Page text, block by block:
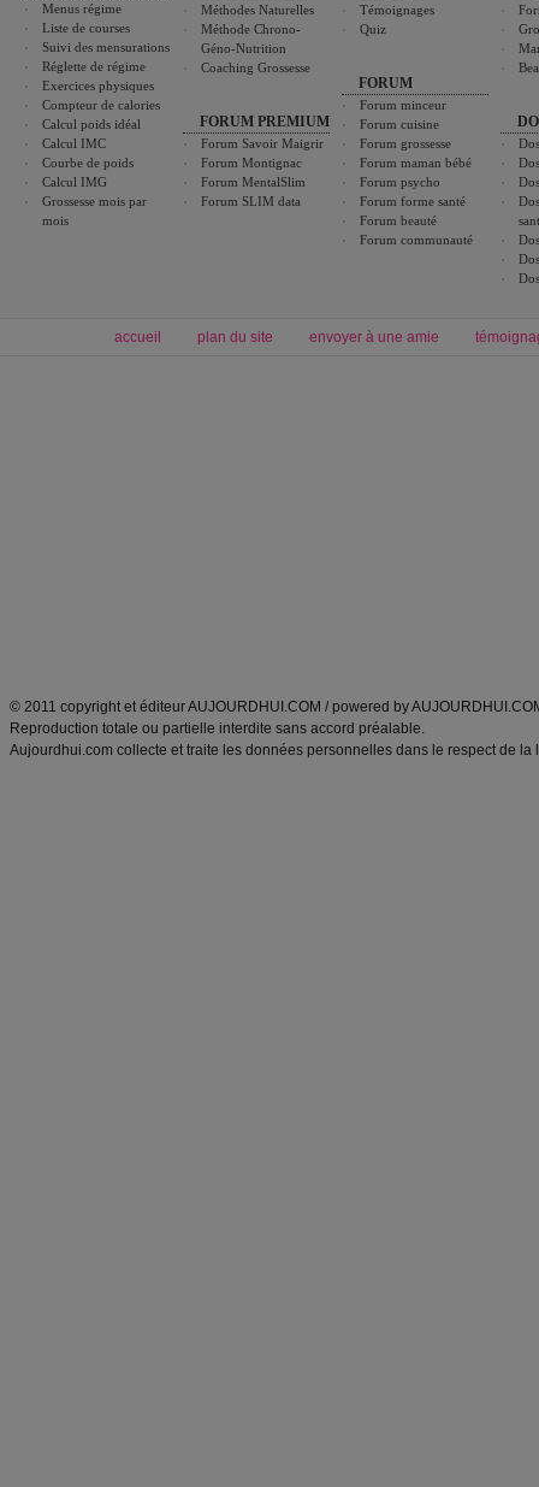
Menus régime
Liste de courses
Suivi des mensurations
Réglette de régime
Exercices physiques
Compteur de calories
Calcul poids idéal
Calcul IMC
Courbe de poids
Calcul IMG
Grossesse mois par
mois
Méthodes Naturelles
Méthode Chrono-
Géno-Nutrition
Coaching Grossesse
FORUM PREMIUM
Forum Savoir Maigrir
Forum Montignac
Forum MentalSlim
Forum SLIM data
Témoignages
Quiz
FORUM
Forum minceur
Forum cuisine
Forum grossesse
Forum maman bébé
Forum psycho
Forum forme santé
Forum beauté
Forum communauté
accueil plan du site envoyer à une amie
© 2011 copyright et éditeur AUJOURDHUI.COM / powered by
Reproduction totale ou partielle interdite sans accord préalable.
Aujourdhui.com collecte et traite les données personnelles dans le respect de